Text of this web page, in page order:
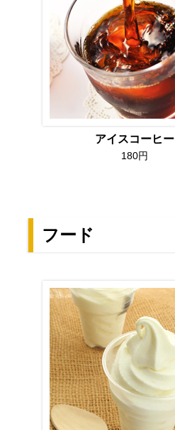
アイスコーヒー
180円
フード